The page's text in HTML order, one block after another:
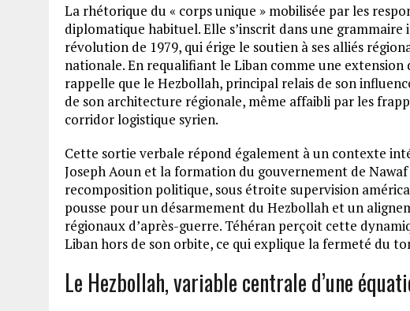
La rhétorique du « corps unique » mobilisée par les
diplomatique habituel. Elle s’inscrit dans une
révolution de 1979, qui érige le soutien à ses alliés
nationale. En requalifiant le Liban comme une
rappelle que le Hezbollah, principal relais de son
de son architecture régionale, même affaibli par les
corridor logistique syrien.
Cette sortie verbale répond également à un contexte
Joseph Aoun et la formation du gouvernement de
recomposition politique, sous étroite supervision
pousse pour un désarmement du Hezbollah et un
régionaux d’après-guerre. Téhéran perçoit cette
Liban hors de son orbite, ce qui explique la fermeté du
Le Hezbollah, variable centrale d’une